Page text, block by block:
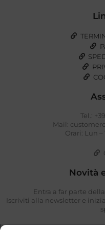
Tel.:
Mail:
Orari: Lun –
Novità
Entra a far parte
Iscriviti alla newsletter e